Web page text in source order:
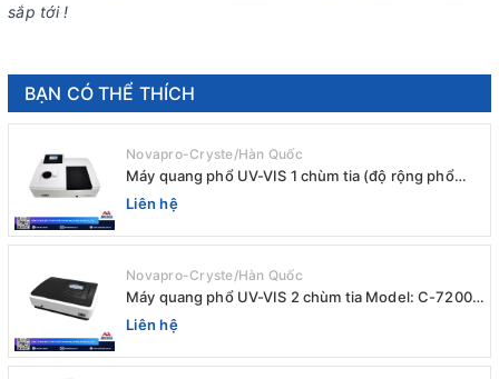
sắp tới !
BẠN CÓ THỂ THÍCH
Novapro-Cryste/Hàn Quốc
Máy quang phổ UV-VIS 1 chùm tia (độ rộng phổ
4nm) E-1000UV / Peak
Liên hệ
Novapro-Cryste/Hàn Quốc
Máy quang phổ UV-VIS 2 chùm tia Model: C-7200 /
Peak
Liên hệ